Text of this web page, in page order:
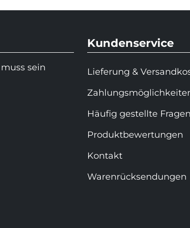
sein
Kundenservice
Lieferung &
Häufig gestellte
Produktbewertungen
Kontakt
Warenrücksendungen